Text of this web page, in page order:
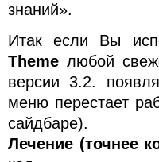
знаний».
Итак если Вы
Theme любой
версии 3.2.
меню перестает
сайдбаре).
Лечение (точнее